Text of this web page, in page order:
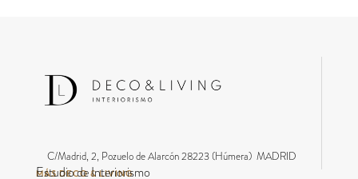
C/Madrid, 2, Pozuelo de Alarcón 28223 (Húmera) MADRID
MÁS DECO & LIVING
Estudio de Interiorismo